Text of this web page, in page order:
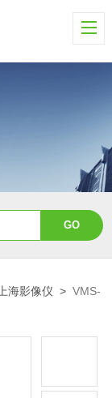
上海影像仪 >VMS-